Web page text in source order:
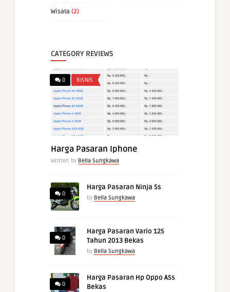
Wisata (2)
CATEGORY REVIEWS
0 BISNIS
Harga Pasaran Iphone
Written by Bella Sungkawa
0
Harga Pasaran Ninja Ss
by Bella Sungkawa
0
Harga Pasaran Vario 125
Tahun 2013 Bekas
by Bella Sungkawa
0
Harga Pasaran Hp Oppo A5s
Bekas